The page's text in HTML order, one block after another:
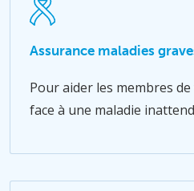
Assurance maladies
Pour aider les membres
face à une maladie